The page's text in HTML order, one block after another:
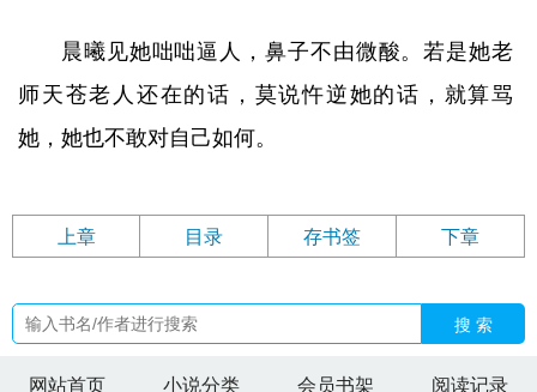
晨曦见她咄咄逼人，鼻子不由微酸。若是她老
师天苍老人还在的话，莫说忤逆她的话，就算骂
她，她也不敢对自己如何。
上章 目录 存书签 下章
搜 索
网站首页 小说分类 会员书架 阅读记录